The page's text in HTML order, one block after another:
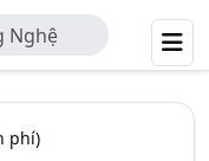
Nghệ
phí)